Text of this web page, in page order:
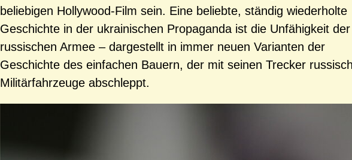
beliebigen Hollywood-Film sein. Eine beliebte, ständig wiederholte
Geschichte in der ukrainischen Propaganda ist die Unfähigkeit der
russischen Armee – dargestellt in immer neuen Varianten der
Geschichte des einfachen Bauern, der mit seinen Trecker
Militärfahrzeuge abschleppt.